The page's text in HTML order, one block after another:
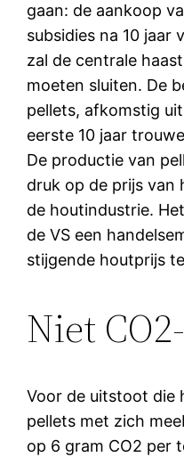
gaan: de aankoop
subsidies na 10 jaar
zal de centrale
moeten sluiten. De
pellets, afkomstig
eerste 10 jaar
De productie van
druk op de prijs van
de houtindustrie.
de VS een
stijgende houtprijs
Niet
Voor de uitstoot die
pellets met zich
op 6 gram CO2 per